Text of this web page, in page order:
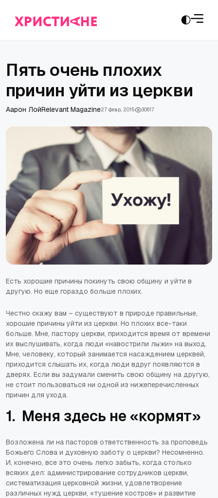
Пять очень плохих
причин уйти из церкви
Аарон ЛойRelevant Magazine27 февр., 2015 30617
Есть хорошие причины покинуть свою общину и уйти в
другую. Но еще гораздо больше плохих.
Честно скажу вам – существуют в природе правильные,
хорошие причины уйти из церкви. Но плохих все-таки
больше. Мне, пастору церкви, приходится время от времени
их выслушивать, когда люди «навострили лыжи» на выход.
Мне, человеку, который занимается насаждением церквей,
приходится слышать их, когда люди вдруг появляются в
дверях. Если вы задумали сменить свою общину на другую,
не стоит пользоваться ни одной из нижеперечисленных
причин для ухода.
1. Меня здесь не «кормят»
Возложена ли на пасторов ответственность за проповедь
Божьего Слова и духовную заботу о церкви? Несомненно.
И, конечно, все это очень легко забыть, когда столько
всяких дел: администрирование сотрудников церкви,
систематизация церковной жизни, удовлетворение
различных нужд церкви, «тушение костров» и развитие